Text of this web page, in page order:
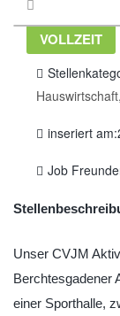
VOLLZEIT
inseriert
Job
Unser CVJM
Berchtesgadener
einer Sporthalle,